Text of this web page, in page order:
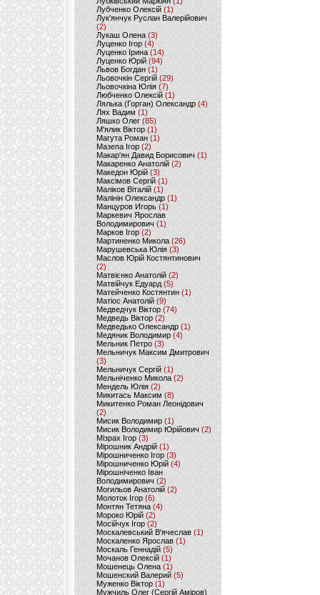
Лубченко Олексій (1)
Лук'янчук Руслан Валерійович
(2)
Лукаш Олена (3)
Луценко Ігор (4)
Луценко Ірина (14)
Луценко Юрій (94)
Львов Богдан (1)
Льовочкін Сергій (29)
Льовочкіна Юлія(7)
Любченко Олексій(1)
Лялька (Горган) Олександр(4)
Лях Вадим (1)
Ляшко Олег (85)
М'ялик Віктор(1)
Магута Роман(1)
Мазепа Ігор (2)
Макар'ян Давид Борисович(1)
Макаренко Анатолій (2)
Македон Юрій(3)
Максімов Сергій (1)
Маліков Віталій (1)
Малінін Олександр (1)
Манцуров Игорь (1)
Маркевич Ярослав
Володимирович (1)
Марков Ігор (2)
Мартиненко Микола (26)
Марушевська Юлія (3)
Маслов Юрій Костянтинович
(2)
Матвієнко Анатолій (2)
Матвійчук Едуард(5)
Матейченко Костянтин (1)
Матіос Анатолій (9)
Медведчук Віктор(74)
Медведь Віктор (2)
Медведько Олександр (1)
Медяник Володимир(4)
Мельник Петро (3)
Мельничук Максим Дмитрович
(3)
Мельничук Сергій (1)
Мельніченко Микола (2)
Мендель Юлія (2)
Микитась Максим (8)
Микитенко Роман Леонідович
(2)
Мисик Володимир (1)
Мисик Володимир Юрійович(2)
Мізрах Ігор(3)
Мірошник Андрій(1)
Мірошниченко Ігор (3)
Мірошниченко Юрій(4)
Мірошніченко Іван
Володимирович (2)
Могильов Анатолій (2)
Молоток Ігор (6)
Монтян Тетяна (4)
Мороко Юрій(2)
Мосійчук Ігор (2)
Москалевський В'ячеслав (1)
Москаленко Ярослав (1)
Москаль Геннадій (5)
Мочанов Олексій(1)
Мошенець Олена(1)
Мошенский Валерий (5)
Муженко Віктор (1)
Мужчиль Олег (Сергій Аміров)